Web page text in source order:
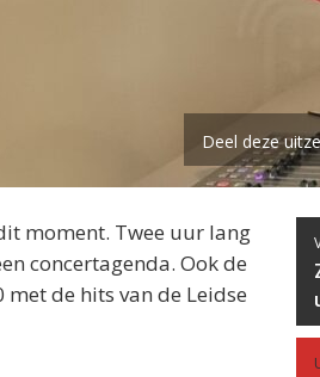
Deel deze
moment. Twee uur lang
concertagenda. Ook de
de hits van de Leidse